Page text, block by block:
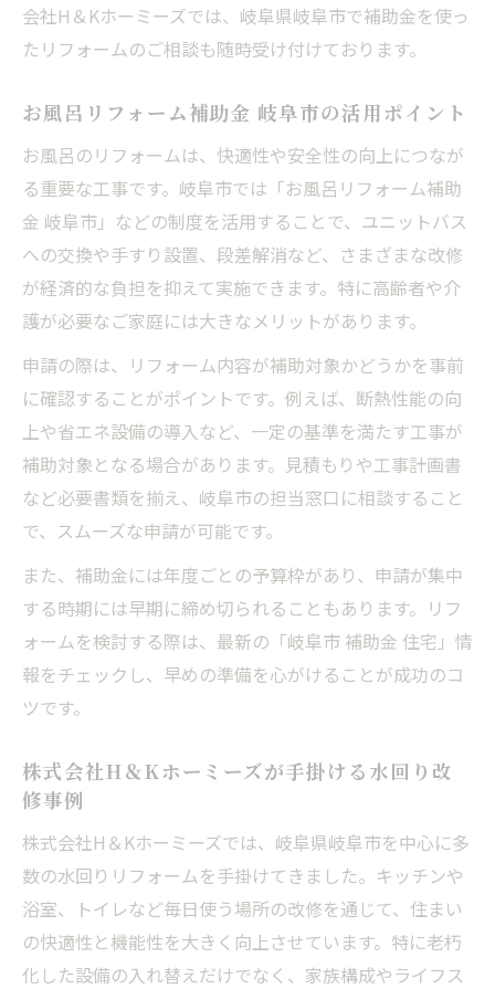
会社H＆Kホーミーズでは、岐阜県岐阜市で補助金を使っ
たリフォームのご相談も随時受け付けております。
お風呂リフォーム補助金 岐阜市の活用ポイント
お風呂のリフォームは、快適性や安全性の向上につなが
る重要な工事です。岐阜市では「お風呂リフォーム補助
金 岐阜市」などの制度を活用することで、ユニットバス
への交換や手すり設置、段差解消など、さまざまな改修
が経済的な負担を抑えて実施できます。特に高齢者や介
護が必要なご家庭には大きなメリットがあります。
申請の際は、リフォーム内容が補助対象かどうかを事前
に確認することがポイントです。例えば、断熱性能の向
上や省エネ設備の導入など、一定の基準を満たす工事が
補助対象となる場合があります。見積もりや工事計画書
など必要書類を揃え、岐阜市の担当窓口に相談すること
で、スムーズな申請が可能です。
また、補助金には年度ごとの予算枠があり、申請が集中
する時期には早期に締め切られることもあります。リフ
ォームを検討する際は、最新の「岐阜市 補助金 住宅」情
報をチェックし、早めの準備を心がけることが成功のコ
ツです。
株式会社H＆Kホーミーズが手掛ける水回り改
修事例
株式会社H＆Kホーミーズでは、岐阜県岐阜市を中心に多
数の水回りリフォームを手掛けてきました。キッチンや
浴室、トイレなど毎日使う場所の改修を通じて、住まい
の快適性と機能性を大きく向上させています。特に老朽
化した設備の入れ替えだけでなく、家族構成やライフス